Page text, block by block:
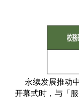
永续发展推动
开幕式时，与「